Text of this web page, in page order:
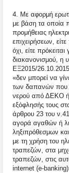
4. Με αφορμή
με βάση τα οποία
προμήθειας
επιχειρήσεων,
όχι, είτε
διακανονισμού, η
ΕΞ2015/26.10.2015
«δεν μπορεί να
των δαπανών που
νερού από ΔΕΚΟ ή
εξόφλησής τους
άρθρου 23 του
αγορά αγαθών ή
ληξιπρόθεσμων
με τη χρήση του
τραπεζών, στα
τραπεζών, στις
internet (e-